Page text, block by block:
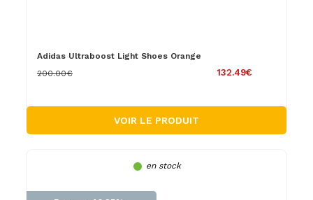
Adidas Ultraboost Light Shoes Orange
132.49€
200.00€
VOIR LE PRODUIT
en stock